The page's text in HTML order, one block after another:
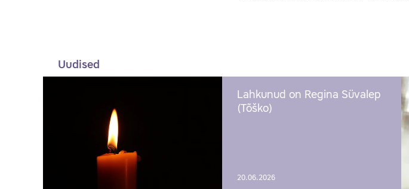
Uudised
Lahkunud on Regina Süvalep
(Tõško)
20.06.2026